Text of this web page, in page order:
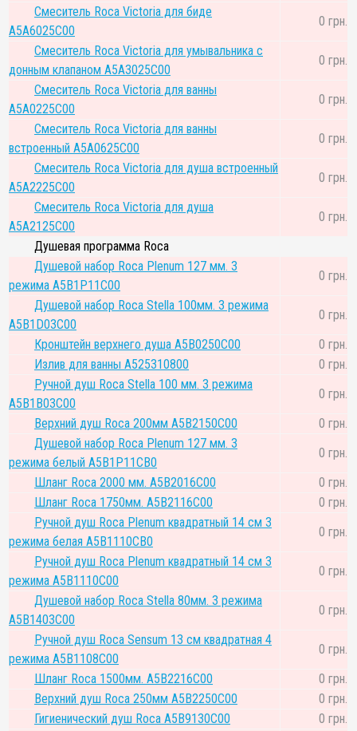
Смеситель Roca Victoria для биде
A5A6025C00
0 грн.
Смеситель Roca Victoria для умывальника с
донным клапаном A5A3025C00
0 грн.
Смеситель Roca Victoria для ванны
A5A0225C00
0 грн.
Смеситель Roca Victoria для ванны
встроенный A5A0625C00
0 грн.
Смеситель Roca Victoria для душа встроенный
A5A2225C00
0 грн.
Смеситель Roca Victoria для душа
A5A2125C00
0 грн.
Душевая программа Roca
Душевой набор Roca Plenum 127 мм. 3
режима A5B1P11C00
0 грн.
Душевой набор Roca Stella 100мм. 3 режима
A5B1D03C00
0 грн.
Кронштейн верхнего душа A5B0250C00
0 грн.
Излив для ванны A525310800
0 грн.
Ручной душ Roca Stella 100 мм. 3 режима
A5B1B03C00
0 грн.
Верхний душ Roca 200мм A5B2150C00
0 грн.
Душевой набор Roca Plenum 127 мм. 3
режима белый A5B1P11CB0
0 грн.
Шланг Roca 2000 мм. A5B2016C00
0 грн.
Шланг Roca 1750мм. A5B2116C00
0 грн.
Ручной душ Roca Plenum квадратный 14 см 3
режима белая A5B1110CB0
0 грн.
Ручной душ Roca Plenum квадратный 14 см 3
режима A5B1110C00
0 грн.
Душевой набор Roca Stella 80мм. 3 режима
A5B1403C00
0 грн.
Ручной душ Roca Sensum 13 см квадратная 4
режима A5B1108C00
0 грн.
Шланг Roca 1500мм. A5B2216C00
0 грн.
Верхний душ Roca 250мм A5B2250C00
0 грн.
Гигиенический душ Roca A5B9130C00
0 грн.